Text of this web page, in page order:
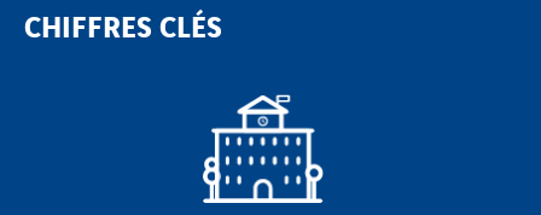
CHIFFRES CLÉS